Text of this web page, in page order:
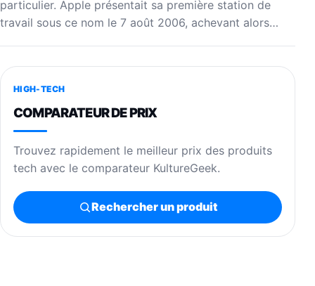
particulier. Apple présentait sa première station de
travail sous ce nom le 7 août 2006, achevant alors…
HIGH-TECH
COMPARATEUR DE PRIX
Trouvez rapidement le meilleur prix des produits
tech avec le comparateur KultureGeek.
Rechercher un produit